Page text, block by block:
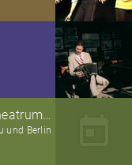
Spuren der Avantgarde: Theatrum Machinarum
und Berlin